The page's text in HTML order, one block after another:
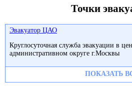
Точки
Эвакуатор ЦАО
Круглосуточная служба эвакуации в
административном округе г.Москвы
ПОКАЗАТЬ